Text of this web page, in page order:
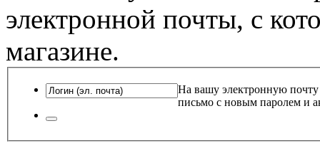
электронной почты, с
магазине.
На вашу электронную почту
письмо с новым паролем и